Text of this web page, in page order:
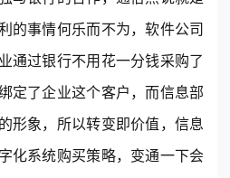
的事情何乐而不为，软件公司
通过银行不用花一分钱采购了
定了企业这个客户，而信息部
形象，所以转变即价值，信息
化系统购买策略，变通一下会